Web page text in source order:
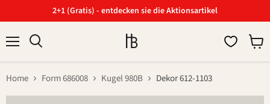
2+1 (Gratis) - entdecken sie die Aktionsartikel
Home Form 686008 Kugel 980B Dekor 612-1103